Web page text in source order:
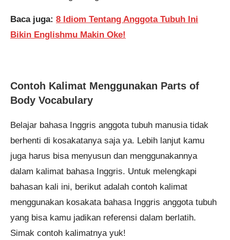
Baca juga: 8 Idiom Tentang Anggota Tubuh Ini
Bikin Englishmu Makin Oke!
Contoh Kalimat Menggunakan Parts of
Body Vocabulary
Belajar bahasa Inggris anggota tubuh manusia tidak
berhenti di kosakatanya saja ya. Lebih lanjut kamu
juga harus bisa menyusun dan menggunakannya
dalam kalimat bahasa Inggris. Untuk melengkapi
bahasan kali ini, berikut adalah contoh kalimat
menggunakan kosakata bahasa Inggris anggota tubuh
yang bisa kamu jadikan referensi dalam berlatih.
Simak contoh kalimatnya yuk!